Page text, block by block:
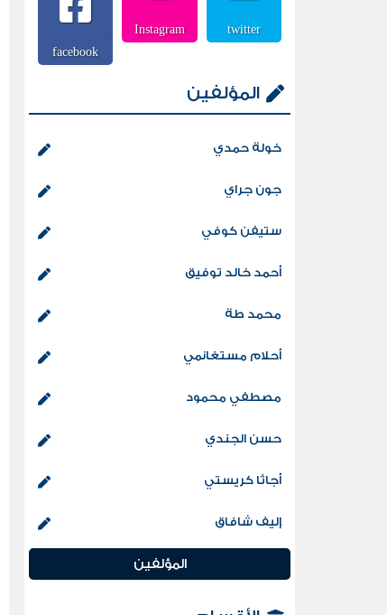
twitter
Instagram
facebook
المؤلفين
خولة حمدي
جون جراي
ستيفن كوفي
أحمد خالد توفيق
محمد طة
أحلام مستغانمي
مصطفي محمود
حسن الجندي
أجاثا كريستي
إليف شافاق
المؤلفين